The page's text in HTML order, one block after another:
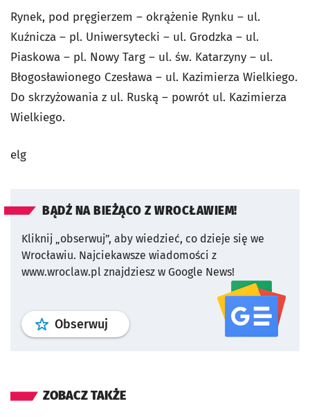
Rynek, pod pręgierzem – okrążenie Rynku – ul.
Kuźnicza – pl. Uniwersytecki – ul. Grodzka – ul.
Piaskowa – pl. Nowy Targ – ul. św. Katarzyny – ul.
Błogosławionego Czesława – ul. Kazimierza Wielkiego.
Do skrzyżowania z ul. Ruską – powrót ul. Kazimierza
Wielkiego.
elg
BĄDŹ NA BIEŻĄCO Z WROCŁAWIEM!
Kliknij „obserwuj”, aby wiedzieć, co dzieje się we
Wrocławiu. Najciekawsze wiadomości z
www.wroclaw.pl znajdziesz w Google News!
Obserwuj profil serwisu
ZOBACZ TAKŻE